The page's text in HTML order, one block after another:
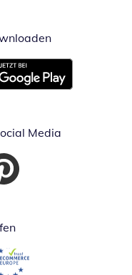
Öffnet in
neuem Fenster
Media
FensterFenster
in neuem Fenster